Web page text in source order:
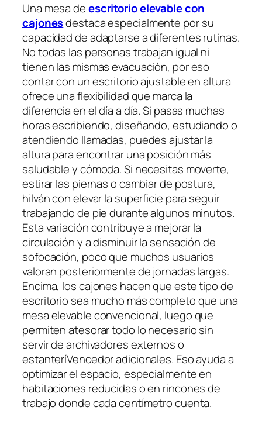
Una mesa deescritorio elevable con
cajonesdestaca especialmente por su
capacidad de adaptarse a diferentes rutinas.
No todas las personas trabajan igual ni
tienen las mismas evacuación, por eso
contar con un escritorio ajustable en altura
ofrece una flexibilidad que marca la
diferencia en el día a día. Si pasas muchas
horas escribiendo, diseñando, estudiando o
atendiendo llamadas, puedes ajustar la
altura para encontrar una posición más
saludable y cómoda. Si necesitas moverte,
estirar las piernas o cambiar de postura,
hilván con elevar la superficie para seguir
trabajando de pie durante algunos minutos.
Esta variación contribuye a mejorar la
circulación y a disminuir la sensación de
sofocación, poco que muchos usuarios
valoran posteriormente de jornadas largas.
Encima, los cajones hacen que este tipo de
escritorio sea mucho más completo que una
mesa elevable convencional, luego que
permiten atesorar todo lo necesario sin
servir de archivadores externos o
estanteríVencedor adicionales. Eso ayuda a
optimizar el espacio, especialmente en
habitaciones reducidas o en rincones de
trabajo donde cada centímetro cuenta.